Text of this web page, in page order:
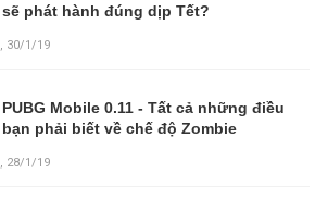
sẽ phát hành đúng dịp Tết?
, 30/1/19
PUBG Mobile 0.11 - Tất cả những điều
bạn phải biết về chế độ Zombie
, 28/1/19